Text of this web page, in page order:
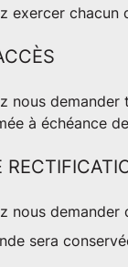
exercer chacun
nous
à échéance
nous
sera